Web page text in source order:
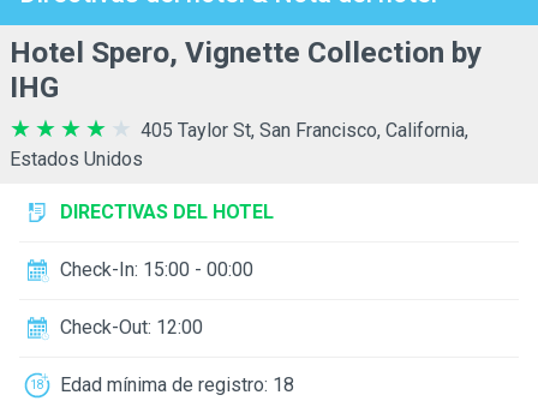
Hotel Spero, Vignette Collection by
IHG
405 Taylor St, San Francisco, California,
Estados Unidos
DIRECTIVAS DEL HOTEL
Check-In: 15:00 - 00:00
Check-Out: 12:00
Edad mínima de registro: 18